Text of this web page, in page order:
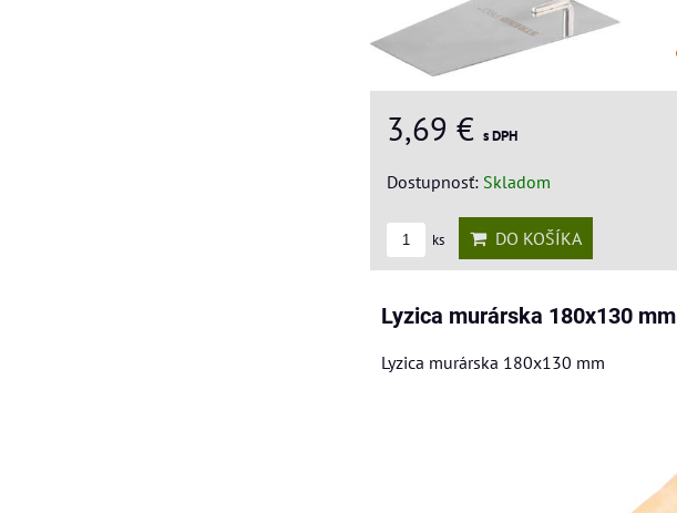
3,69 € s DPH
Dostupnosť: Skladom
ks DO KOŠÍKA
Lyzica murárska 180x130 mm
Lyzica murárska 180x130 mm